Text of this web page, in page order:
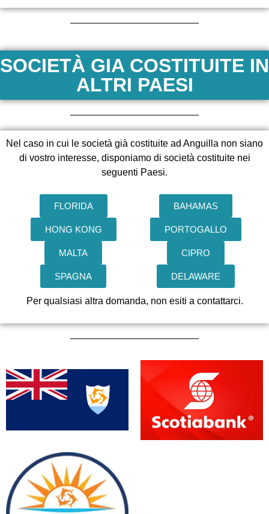
SOCIETÀ GIA COSTITUITE IN
ALTRI PAESI
Nel caso in cui le società già costituite ad Anguilla non siano
di vostro interesse, disponiamo di società costituite nei
seguenti Paesi.
FLORIDA BAHAMAS
HONG KONG PORTOGALLO
MALTA CIPRO
SPAGNA DELAWARE
Per qualsiasi altra domanda, non esiti a contattarci.